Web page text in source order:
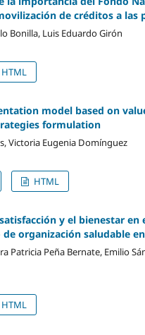
de créditos a las
Bonilla, Luis Eduardo Girón
HTML
model based on
formulation
Victoria Eugenia Domínguez
HTML
y el bienestar en
organización saludable
Patricia Peña Bernate, Emilio
HTML